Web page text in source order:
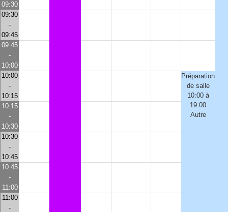
09:30
09:30
-
09:45
09:45
-
10:00
10:00
-
10:15
Préparation
de salle
10:00 à
19:00
Autre
10:15
-
10:30
10:30
-
10:45
10:45
-
11:00
11:00
-